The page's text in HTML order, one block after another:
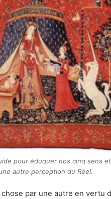
pour éduquer nos cinq sens
autre perception du Réel.
chose par une autre en